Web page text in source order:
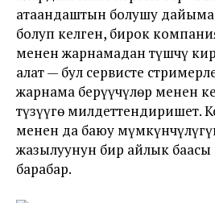
атаандаштын болушу
болуп келген, бирок
менен жарнамадан түшчү
алат — бул сервисте
жарнама берүүчүлөр менен
түзүүгө милдеттендиришет.
менен да баюу
жазылуунун бир айлык
барабар.